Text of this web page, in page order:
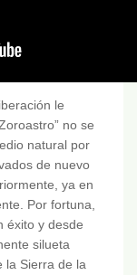
le
no se
natural por
de nuevo
ya en
Por fortuna,
éxito y desde
silueta
la Sierra de la